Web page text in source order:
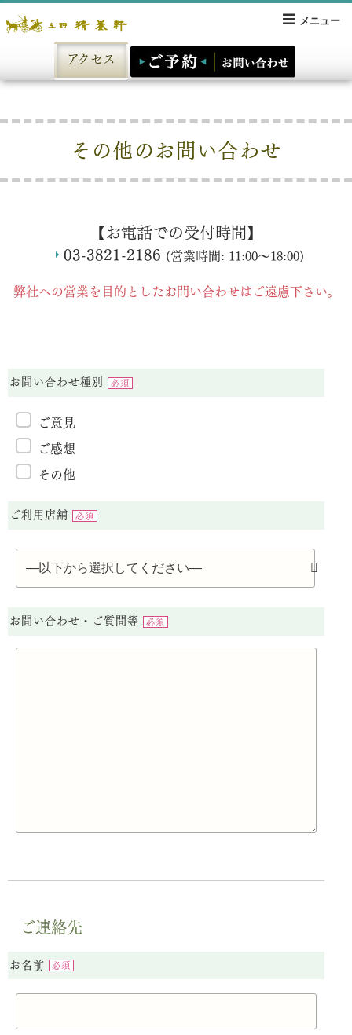
アクセス
その他のお問い合わせ
【お電話での受付時間】
03-3821-2186 (営業時間: 11:00～18:00)
弊社への営業を目的としたお問い合わせはご遠慮下さい。
お問い合わせ種別 必須
ご意見
ご感想
その他
ご利用店舗 必須
お問い合わせ・ご質問等 必須
ご連絡先
お名前 必須
メニュー